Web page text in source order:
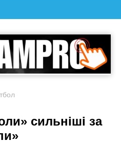
сильніші за